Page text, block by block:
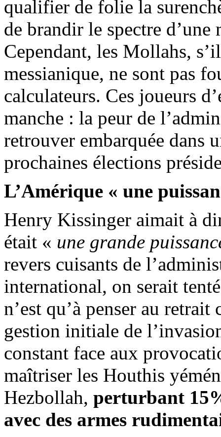
qualifier de folie la
de brandir le spectre
Cependant, les Mollahs,
messianique, ne sont pas
calculateurs. Ces joueurs
manche : la peur de
retrouver embarquée dans
prochaines élections
L’Amérique « une
Henry Kissinger aimait à
était « une grande
revers cuisants de
international, on serait
n’est qu’à penser au
gestion initiale de
constant face aux
maîtriser les Houthis
Hezbollah, perturbant
avec des armes